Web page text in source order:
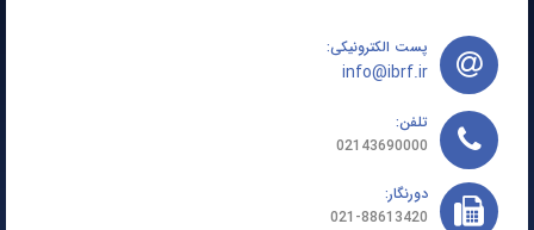
پست الکترونیکی:
info@ibrf.ir
تلفن:
02143690000
دورنگار:
021-88613420